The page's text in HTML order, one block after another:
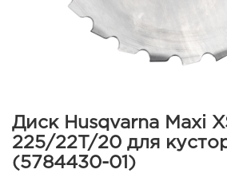
Диск Husqvarna Maxi
225/22T/20 для
(5784430-01)